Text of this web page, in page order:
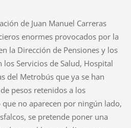
de Juan Manuel Carreras
enormes provocados por la
la Dirección de Pensiones y los
Servicios de Salud, Hospital
del Metrobús que ya se han
pesos retenidos a los
no aparecen por ningún lado,
se pretende poner una